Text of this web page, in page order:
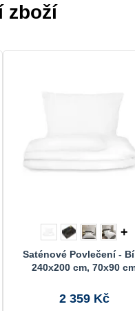
zboží
+
Saténové Povlečení -
240x200 cm, 70x90
2 359 Kč